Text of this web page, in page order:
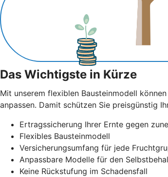
Das Wichtigste in Kürze
Mit unserem flexiblen Bausteinmodell
anpassen. Damit schützen Sie preisgünstig
Ertragssicherung Ihrer Ernte gegen
Flexibles Bausteinmodell
Versicherungsumfang für jede
Anpassbare Modelle für den
Keine Rückstufung im Schadensfall